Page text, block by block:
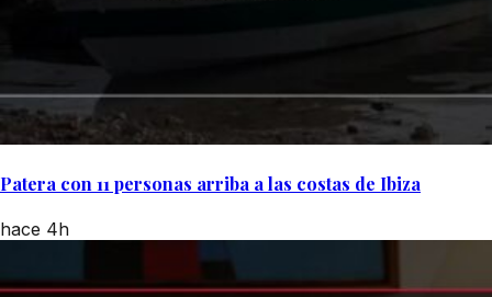
Patera con 11 personas arriba a las costas de Ibiza
hace 4h